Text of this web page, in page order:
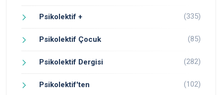
Psikolektif + (335)
Psikolektif Çocuk (85)
Psikolektif Dergisi (282)
Psikolektif'ten (102)